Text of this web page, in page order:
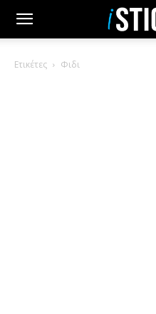
Ετικέτες Φιδι